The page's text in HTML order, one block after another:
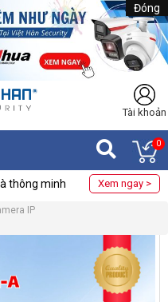
Đóng
Tài khoản
0
thông minh Xem ngay >
IP